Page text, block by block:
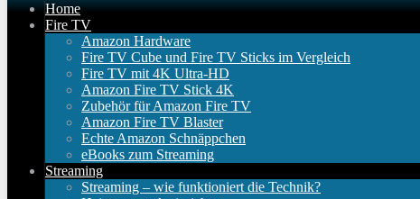
Home
Fire TV
Amazon Hardware
Fire TV Cube und Fire TV Sticks im Vergleich
Fire TV mit 4K Ultra-HD
Amazon Fire TV Stick 4K
Zubehör für Amazon Fire TV
Amazon Fire TV Blaster
Echte Amazon Schnäppchen
eBooks zum Streaming
Streaming
Streaming – wie funktioniert die Technik?